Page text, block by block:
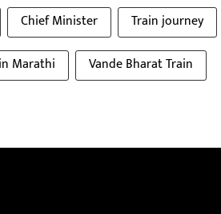
Chief Minister
Train journey
Marathi Vande Bharat Train